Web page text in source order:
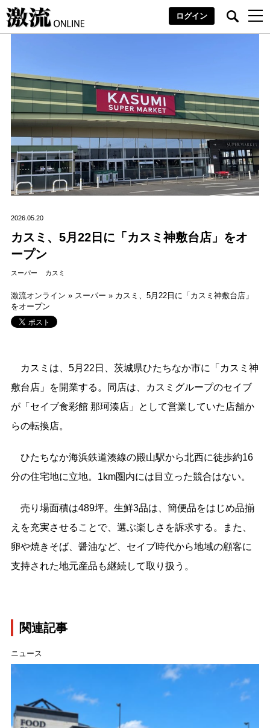
ログイン
2026.05.20
カスミ、5月22日に「カスミ神敷台店」をオ
ープン
スーパー カスミ
激流オンライン » スーパー » カスミ、5月22日に「カスミ神敷台店」
をオープン
カスミは、5月22日、茨城県ひたちなか市に「カスミ神
敷台店」を開業する。同店は、カスミグループのセイブ
が「セイブ食彩館 那珂湊店」として営業していた店舗か
らの転換店。
ひたちなか海浜鉄道湊線の殿山駅から北西に徒歩約16
分の住宅地に立地。1km圏内には目立った競合はない。
売り場面積は489坪。生鮮3品は、簡便品をはじめ品揃
えを充実させることで、選ぶ楽しさを訴求する。また、
卵や焼きそば、醤油など、セイブ時代から地域の顧客に
支持された地元産品も継続して取り扱う。
関連記事
ニュース